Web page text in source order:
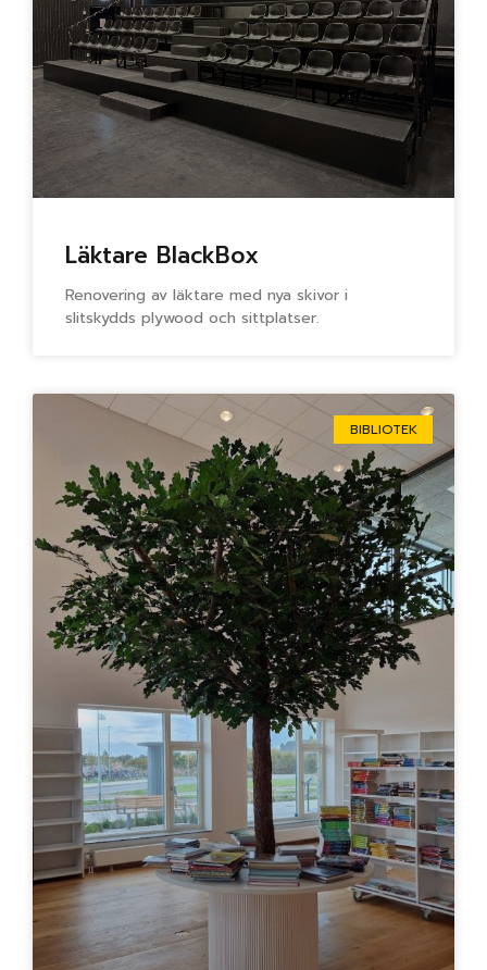
Läktare BlackBox
Renovering av läktare med nya skivor i
slitskydds plywood och sittplatser.
BIBLIOTEK